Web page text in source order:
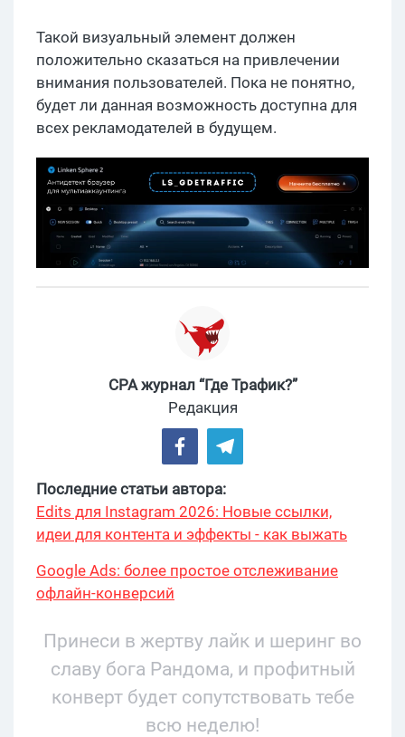
Такой визуальный элемент должен
положительно сказаться на привлечении
внимания пользователей. Пока не понятно,
будет ли данная возможность доступна для
всех рекламодателей в будущем.
CPA журнал “Где Трафик?”
Редакция
Последние статьи автора:
Edits для Instagram 2026: Новые ссылки,
идеи для контента и эффекты - как выжать
Google Ads: более простое отслеживание
офлайн-конверсий
Принеси в жертву лайк и шеринг во
славу бога Рандома, и профитный
конверт будет сопутствовать тебе
всю неделю!